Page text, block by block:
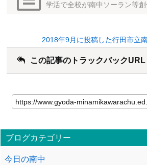
学活で全校が南中ソーラン等創
2018年9月に投稿した行田市立
この記事のトラックバックURL
ブログカテゴリー
今日の南中